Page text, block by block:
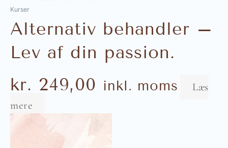
Kurser
Alternativ behandler –
Lev af din passion.
kr. 249,00 inkl. moms
Læs
mere